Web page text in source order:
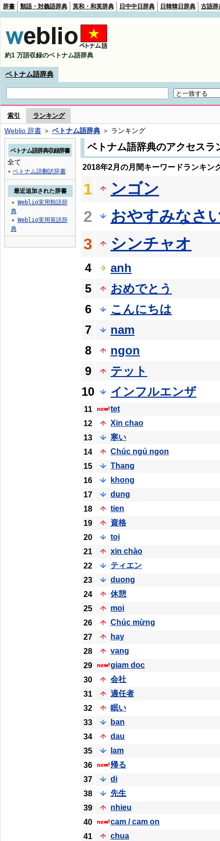
辞書 類語・対義語辞典 英和・和英辞典 日中中日辞典 日韓韓日辞典 古語辞
約1 万語収録のベトナム語辞典
ベトナム語辞典
索引 ランキング
Weblio 辞書 ＞ ベトナム語辞典 ＞ ランキング
ベトナム語辞典のアクセスラ
2018年2月の月間キーワードランキン
1
ンゴン
2
おやすみなさ
3
シンチャオ
4
anh
5
おめでとう
6
こんにちは
7
nam
8
ngon
9
テット
10
インフルエンザ
11
tet
12
Xin chao
13
寒い
14
Chúc ngủ ngon
15
Thang
16
khong
17
dung
18
tien
19
資格
20
toi
21
xin chào
22
ティエン
23
duong
24
休憩
25
moi
26
Chúc mừng
27
hay
28
vang
29
giam doc
30
会社
31
適任者
32
眠い
33
ban
34
dau
35
lam
36
帰る
37
di
38
先生
39
nhieu
40
cam / cam on
41
chua
ベトナム語辞典収録辞書
全て
▼ ベトナム語翻訳辞書
最近追加された辞書
▼
Weblio実用類語辞
典
▼
Weblio実用英語辞
典